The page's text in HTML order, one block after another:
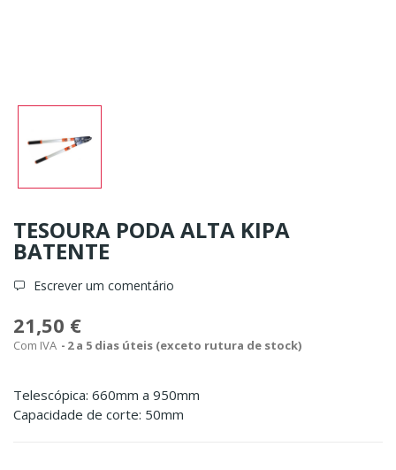
TESOURA PODA ALTA KIPA
BATENTE
Escrever um comentário
21,50 €
Com IVA 2 a 5 dias úteis (exceto rutura de stock)
Telescópica: 660mm a 950mm
Capacidade de corte: 50mm